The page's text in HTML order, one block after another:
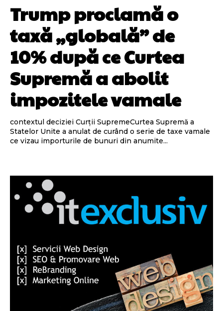
Trump proclamă o
taxă „globală” de
10% după ce Curtea
Supremă a abolit
impozitele vamale
contextul deciziei Curții SupremeCurtea Supremă a
Statelor Unite a anulat de curând o serie de taxe vamale
ce vizau importurile de bunuri din anumite...